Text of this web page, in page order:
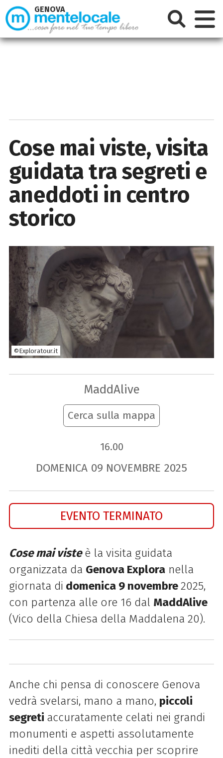
Cose mai viste, visita
guidata tra segreti e
aneddoti in centro
storico
©Exploratour.it
MaddAlive
Cerca sulla mappa
16.00
DOMENICA 09 NOVEMBRE 2025
EVENTO TERMINATO
Cose mai visteè la visita guidata
organizzata da Genova Exploranella
giornata di domenica 9 novembre2025,
con partenza alle ore 16 dal MaddAlive
(Vico della Chiesa della Maddalena 20).
Anche chi pensa di conoscere Genova
vedrà svelarsi, mano a mano, piccoli
segreti accuratamente celati nei grandi
monumenti e aspetti assolutamente
inediti della città vecchia per scoprire
GENOVA